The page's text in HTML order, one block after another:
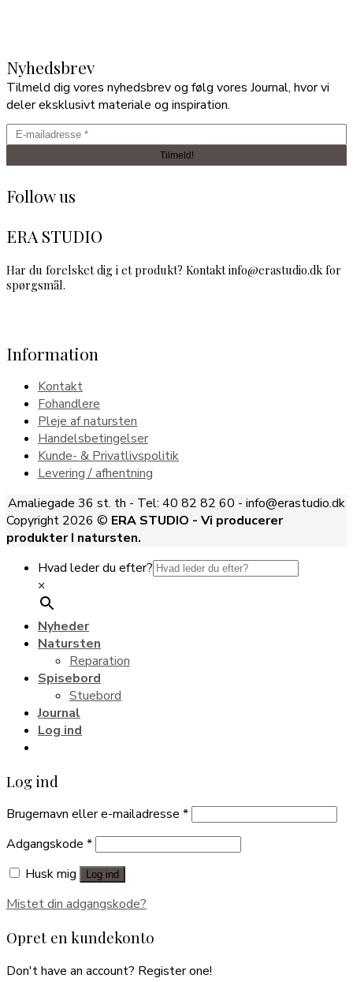
Nyhedsbrev
Tilmeld dig vores nyhedsbrev og følg vores Journal, hvor vi
deler eksklusivt materiale og inspiration.
Follow us
ERA STUDIO
Har du forelsket dig i et produkt? Kontakt info@erastudio.dk for
spørgsmål.
Information
Kontakt
Fohandlere
Pleje af natursten
Handelsbetingelser
Kunde- & Privatlivspolitik
Levering / afhentning
Amaliegade 36 st. th - Tel: 40 82 82 60 - info@erastudio.dk
Copyright 2026 © ERA STUDIO - Vi producerer
produkter I natursten.
Hvad leder du efter?
×
Nyheder
Natursten
Reparation
Spisebord
Stuebord
Journal
Log ind
Log ind
Brugernavn eller e-mailadresse *
Adgangskode *
Husk mig
Log ind
Mistet din adgangskode?
Opret en kundekonto
Don't have an account? Register one!